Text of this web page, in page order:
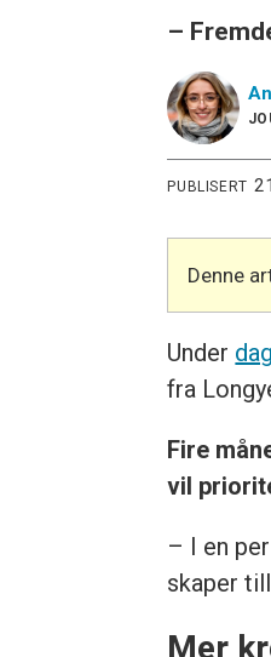
–
PUBLISERT
Denne
Under
fra
Fire
vil
– I en
skaper
Mer